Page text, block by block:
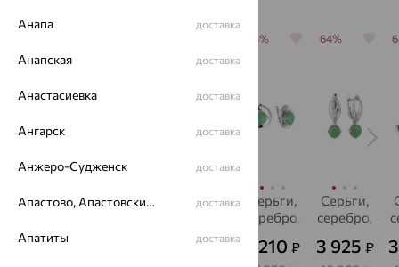
Серьги,
хризопраз
4 198
Серьги,
Серьги,
хризопраз
4 397₽
64%
Серьги,
серебро,
6 210₽
64%
Серьги,
серебро,
3 925 ₽
Анапа доставка
Анапская доставка
Анастасиевка доставка
Ангарск доставка
Анжеро-Судженск доставка
Апастово, Апастовский район доставка
Апатиты доставка